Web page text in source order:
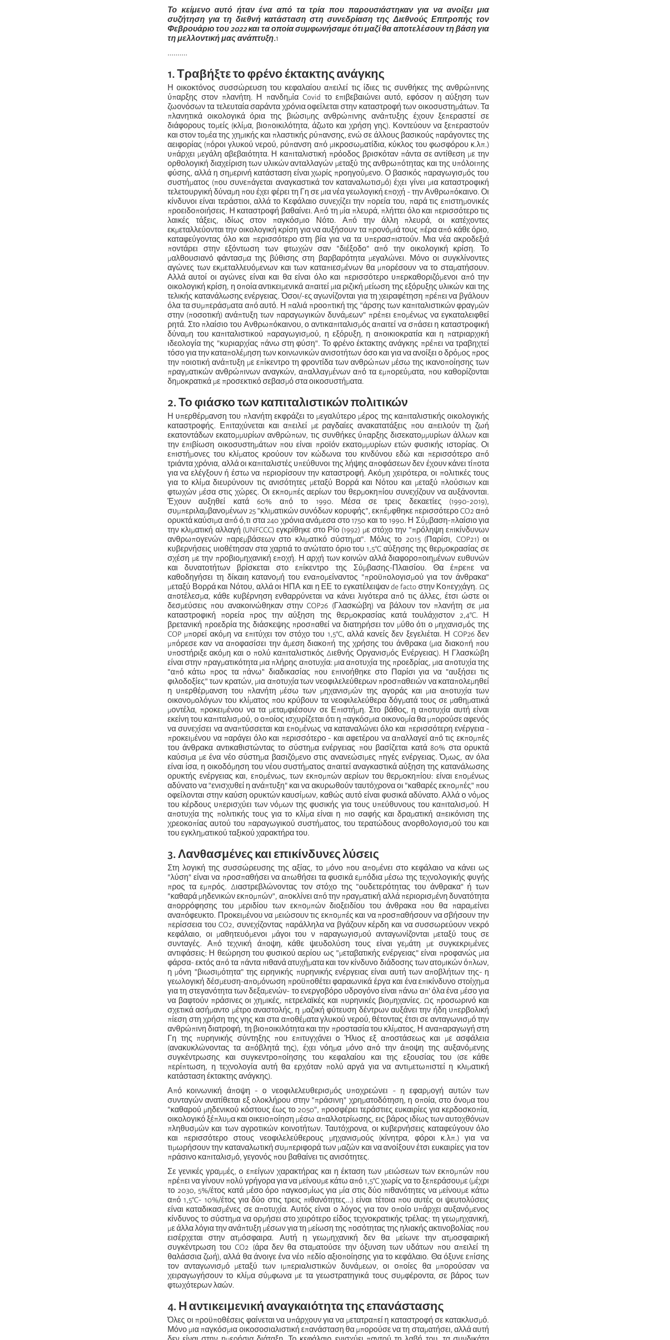
Το κείμενο αυτό ήταν ένα από τα τρία που παρουσιάστηκαν για να ανοίξει μια
συζήτηση για τη διεθνή κατάσταση στη συνεδρίαση της Διεθνούς Επιτροπής τον
Φεβρουάριο του 2022 και τα οποία συμφωνήσαμε ότι μαζί θα αποτελέσουν τη βάση για
τη μελλοντική μας ανάπτυξη.1
..........
1. Τραβήξτε το φρένο έκτακτης ανάγκης
Η οικοκτόνος συσσώρευση του κεφαλαίου απειλεί τις ίδιες τις συνθήκες της ανθρώπινης
ύπαρξης στον πλανήτη. Η πανδημία Covid το επιβεβαιώνει αυτό, εφόσον η αύξηση των
ζωονόσων τα τελευταία σαράντα χρόνια οφείλεται στην καταστροφή των οικοσυστημάτων. Τα
πλανητικά οικολογικά όρια της βιώσιμης ανθρώπινης ανάπτυξης έχουν ξεπεραστεί σε
διάφορους τομείς (κλίμα, βιοποικιλότητα, άζωτο και χρήση γης). Κοντεύουν να ξεπεραστούν
και στον τομέα της χημικής και πλαστικής ρύπανσης, ενώ σε άλλους βασικούς παράγοντες της
αειφορίας (πόροι γλυκού νερού, ρύπανση από μικροσωματίδια, κύκλος του φωσφόρου κ.λπ.)
υπάρχει μεγάλη αβεβαιότητα. Η καπιταλιστική πρόοδος βρισκόταν πάντα σε αντίθεση με την
ορθολογική διαχείριση των υλικών ανταλλαγών μεταξύ της ανθρωπότητας και της υπόλοιπης
φύσης, αλλά η σημερινή κατάσταση είναι χωρίς προηγούμενο. Ο βασικός παραγωγισμός του
συστήματος (που συνεπάγεται αναγκαστικά τον καταναλωτισμό) έχει γίνει μια καταστροφική
τελετουργική δύναμη που έχει φέρει τη Γη σε μια νέα γεωλογική εποχή - την Ανθρωπόκαινο. Οι
κίνδυνοι είναι τεράστιοι, αλλά το Κεφάλαιο συνεχίζει την πορεία του, παρά τις επιστημονικές
προειδοποιήσεις. Η καταστροφή βαθαίνει. Από τη μία πλευρά, πλήττει όλο και περισσότερο τις
λαικές τάξεις, ιδίως στον παγκόσμιο Νότο. Από την άλλη πλευρά, οι κατέχοντες
εκμεταλλεύονται την οικολογική κρίση για να αυξήσουν τα προνόμιά τους πέρα από κάθε όριο,
καταφεύγοντας όλο και περισσότερο στη βία για να τα υπερασπιστούν. Μια νέα ακροδεξιά
ποντάρει στην εξόντωση των φτωχών σαν "διέξοδο" από την οικολογική κρίση. Το
μαλθουσιανό φάντασμα της βύθισης στη βαρβαρότητα μεγαλώνει. Μόνο οι συγκλίνοντες
αγώνες των εκμεταλλευόμενων και των καταπιεσμένων θα μπορέσουν να το σταματήσουν.
Αλλά αυτοί οι αγώνες είναι και θα είναι όλο και περισσότερο υπερκαθοριζόμενοι από την
οικολογική κρίση, η οποία αντικειμενικά απαιτεί μια ριζική μείωση της εξόρυξης υλικών και της
τελικής κατανάλωσης ενέργειας. Όσοι/-ες αγωνίζονται για τη χειραφέτηση πρέπει να βγάλουν
όλα τα συμπεράσματα από αυτό. Η παλιά προοπτική της "άρσης των καπιταλιστικών φραγμών
στην (ποσοτική) ανάπτυξη των παραγωγικών δυνάμεων" πρέπει επομένως να εγκαταλειφθεί
ρητά. Στο πλαίσιο του Ανθρωπόκαινου, ο αντικαπιταλισμός απαιτεί να σπάσει η καταστροφική
δύναμη του καπιταλιστικού παραγωγισμού, η εξόρυξη, η αποικιοκρατία και η πατριαρχική
ιδεολογία της "κυριαρχίας πάνω στη φύση". Το φρένο έκτακτης ανάγκης πρέπει να τραβηχτεί
τόσο για την καταπολέμηση των κοινωνικών ανισοτήτων όσο και για να ανοίξει ο δρόμος προς
την ποιοτική ανάπτυξη με επίκεντρο τη φροντίδα των ανθρώπων μέσω της ικανοποίησης των
πραγματικών ανθρώπινων αναγκών, απαλλαγμένων από τα εμπορεύματα, που καθορίζονται
δημοκρατικά με προσεκτικό σεβασμό στα οικοσυστήματα.
2. Το φιάσκο των καπιταλιστικών πολιτικών
Η υπερθέρμανση του πλανήτη εκφράζει το μεγαλύτερο μέρος της καπιταλιστικής οικολογικής
καταστροφής. Επιταχύνεται και απειλεί με ραγδαίες ανακατατάξεις που απειλούν τη ζωή
εκατοντάδων εκατομμυρίων ανθρώπων, τις συνθήκες ύπαρξης δισεκατομμυρίων άλλων και
την επιβίωση οικοσυστημάτων που είναι προϊόν εκατομμυρίων ετών φυσικής ιστορίας. Οι
επιστήμονες του κλίματος κρούουν τον κώδωνα του κινδύνου εδώ και περισσότερο από
τριάντα χρόνια, αλλά οι καπιταλιστές υπεύθυνοι της λήψης αποφάσεων δεν έχουν κάνει τίποτα
για να ελέγξουν ή έστω να περιορίσουν την καταστροφή. Ακόμη χειρότερα, οι πολιτικές τους
για το κλίμα διευρύνουν τις ανισότητες μεταξύ Βορρά και Νότου και μεταξύ πλούσιων και
φτωχών μέσα στις χώρες. Οι εκπομπές αερίων του θερμοκηπίου συνεχίζουν να αυξάνονται.
Έχουν αυξηθεί κατά 60% από το 1990. Μέσα σε τρεις δεκαετίες (1990-2019),
συμπεριλαμβανομένων 25 "κλιματικών συνόδων κορυφής", εκπέμφθηκε περισσότερο CO2 από
ορυκτά καύσιμα από ό,τι στα 240 χρόνια ανάμεσα στο 1750 και το 1990. Η Σύμβαση-πλαίσιο για
την κλιματική αλλαγή (UNFCCC) εγκρίθηκε στο Ρίο (1992) με στόχο την "πρόληψη επικίνδυνων
ανθρωπογενών παρεμβάσεων στο κλιματικό σύστημα". Μόλις το 2015 (Παρίσι, COP21) οι
κυβερνήσεις υιοθέτησαν στα χαρτιά το ανώτατο όριο του 1,5°C αύξησης της θερμοκρασίας σε
σχέση με την προβιομηχανική εποχή. Η αρχή των κοινών αλλά διαφοροποιημένων ευθυνών
και δυνατοτήτων βρίσκεται στο επίκεντρο της Σύμβασης-Πλαισίου. Θα έπρεπε να
καθοδηγήσει τη δίκαιη κατανομή του εναπομείναντος "προϋπολογισμού για τον άνθρακα"
μεταξύ Βορρά και Νότου, αλλά οι ΗΠΑ και η ΕΕ το εγκατέλειψαν de facto στην Κοπεγχάγη. Ως
αποτέλεσμα, κάθε κυβέρνηση ενθαρρύνεται να κάνει λιγότερα από τις άλλες, έτσι ώστε οι
δεσμεύσεις που ανακοινώθηκαν στην COP26 (Γλασκώβη) να βάλουν τον πλανήτη σε μια
καταστροφική πορεία προς την αύξηση της θερμοκρασίας κατά τουλάχιστον 2,4°C. Η
βρετανική προεδρία της διάσκεψης προσπαθεί να διατηρήσει τον μύθο ότι ο μηχανισμός της
COP μπορεί ακόμη να επιτύχει τον στόχο του 1,5°C, αλλά κανείς δεν ξεγελιέται. Η COP26 δεν
μπόρεσε καν να αποφασίσει την άμεση διακοπή της χρήσης του άνθρακα (μια διακοπή που
υποστήριξε ακόμη και ο πολύ καπιταλιστικός Διεθνής Οργανισμός Ενέργειας). Η Γλασκώβη
είναι στην πραγματικότητα μια πλήρης αποτυχία: μια αποτυχία της προεδρίας, μια αποτυχία της
"από κάτω προς τα πάνω" διαδικασίας που επινοήθηκε στο Παρίσι για να "αυξήσει τις
φιλοδοξίες" των κρατών, μια αποτυχία των νεοφιλελεύθερων προσπαθειών να καταπολεμηθεί
η υπερθέρμανση του πλανήτη μέσω των μηχανισμών της αγοράς και μια αποτυχία των
οικονομολόγων του κλίματος που κρύβουν τα νεοφιλελεύθερα δόγματά τους σε μαθηματικά
μοντέλα, προκειμένου να τα μεταμφιέσουν σε Επιστήμη. Στο βάθος, η αποτυχία αυτή είναι
εκείνη του καπιταλισμού, ο οποίος ισχυρίζεται ότι η παγκόσμια οικονομία θα μπορούσε αφενός
να συνεχίσει να αναπτύσσεται και επομένως να καταναλώνει όλο και περισσότερη ενέργεια -
προκειμένου να παράγει όλο και περισσότερο - και αφετέρου να απαλλαγεί από τις εκπομπές
του άνθρακα αντικαθιστώντας το σύστημα ενέργειας που βασίζεται κατά 80% στα ορυκτά
καύσιμα με ένα νέο σύστημα βασιζόμενο στις ανανεώσιμες πηγές ενέργειας. Όμως, αν όλα
είναι ίσα, η οικοδόμηση του νέου συστήματος απαιτεί αναγκαστικά αύξηση της κατανάλωσης
ορυκτής ενέργειας και, επομένως, των εκπομπών αερίων του θερμοκηπίου: είναι επομένως
αδύνατο να "ενισχυθεί η ανάπτυξη" και να ακυρωθούν ταυτόχρονα οι "καθαρές εκπομπές" που
οφείλονται στην καύση ορυκτών καυσίμων, καθώς αυτό είναι φυσικά αδύνατο. Αλλά ο νόμος
του κέρδους υπερισχύει των νόμων της φυσικής για τους υπεύθυνους του καπιταλισμού. Η
αποτυχία της πολιτικής τους για το κλίμα είναι η πιο σαφής και δραματική απεικόνιση της
χρεοκοπίας αυτού του παραγωγικού συστήματος, του τερατώδους ανορθολογισμού του και
του εγκληματικού ταξικού χαρακτήρα του.
3. Λανθασμένες και επικίνδυνες λύσεις
Στη λογική της συσσώρευσης της αξίας, το μόνο που απομένει στο κεφάλαιο να κάνει ως
"λύση" είναι να προσπαθήσει να απωθήσει τα φυσικά εμπόδια μέσω της τεχνολογικής φυγής
προς τα εμπρός. Διαστρεβλώνοντας τον στόχο της "ουδετερότητας του άνθρακα" ή των
"καθαρά μηδενικών εκπομπών", αποκλίνει από την πραγματική αλλά περιορισμένη δυνατότητα
απορρόφησης του μεριδίου των εκπομπών διοξειδίου του άνθρακα που θα παραμείνει
αναπόφευκτο. Προκειμένου να μειώσουν τις εκπομπές και να προσπαθήσουν να σβήσουν την
περίσσεια του CO2, συνεχίζοντας παράλληλα να βγάζουν κέρδη και να συσσωρεύουν νεκρό
κεφάλαιο, οι μαθητευόμενοι μάγοι του ν παραγωγισμού ανταγωνίζονται μεταξύ τους σε
συνταγές. Από τεχνική άποψη, κάθε ψευδολύση τους είναι γεμάτη με συγκεκριμένες
αντιφάσεις: Η θεώρηση του φυσικού αερίου ως "μεταβατικής ενέργειας" είναι προφανώς μια
φάρσα- εκτός από τα πάντα πιθανά ατυχήματα και τον κίνδυνο διάδοσης των ατομικών όπλων,
η μόνη "βιωσιμότητα" της ειρηνικής πυρηνικής ενέργειας είναι αυτή των αποβλήτων της- η
γεωλογική δέσμευση-απομόνωση προϋποθέτει φαραωνικά έργα και ένα επικίνδυνο στοίχημα
για τη στεγανότητα των δεξαμενών- το ενεργοβόρο υδρογόνο είναι πάνω απ' όλα ένα μέσο για
να βαφτούν πράσινες οι χημικές, πετρελαϊκές και πυρηνικές βιομηχανίες. Ως προσωρινό και
σχετικά ασήμαντο μέτρο αναστολής, η μαζική φύτευση δέντρων αυξάνει την ήδη υπερβολική
πίεση στη χρήση της γης και στα αποθέματα γλυκού νερού, θέτοντας έτσι σε ανταγωνισμό την
ανθρώπινη διατροφή, τη βιοποικιλότητα και την προστασία του κλίματος, Η αναπαραγωγή στη
Γη της πυρηνικής σύντηξης που επιτυγχάνει ο Ήλιος εξ αποστάσεως και με ασφάλεια
(ανακυκλώνοντας τα απόβλητά της), έχει νόημα μόνο από την άποψη της αυξανόμενης
συγκέντρωσης και συγκεντροποίησης του κεφαλαίου και της εξουσίας του (σε κάθε
περίπτωση, η τεχνολογία αυτή θα ερχόταν πολύ αργά για να αντιμετωπιστεί η κλιματική
κατάσταση έκτακτης ανάγκης).
Από κοινωνική άποψη - ο νεοφιλελευθερισμός υποχρεώνει - η εφαρμογή αυτών των
συνταγών ανατίθεται εξ ολοκλήρου στην "πράσινη" χρηματοδότηση, η οποία, στο όνομα του
"καθαρού μηδενικού κόστους έως το 2050", προσφέρει τεράστιες ευκαιρίες για κερδοσκοπία,
οικολογικό ξέπλυμα και οικειοποίηση μέσω απαλλοτρίωσης, εις βάρος ιδίως των αυτοχθόνων
πληθυσμών και των αγροτικών κοινοτήτων. Ταυτόχρονα, οι κυβερνήσεις καταφεύγουν όλο
και περισσότερο στους νεοφιλελεύθερους μηχανισμούς (κίνητρα, φόροι κ.λπ.) για να
τιμωρήσουν την καταναλωτική συμπεριφορά των μαζών και να ανοίξουν έτσι ευκαιρίες για τον
πράσινο καπιταλισμό, γεγονός που βαθαίνει τις ανισότητες.
Σε γενικές γραμμές, ο επείγων χαρακτήρας και η έκταση των μειώσεων των εκπομπών που
πρέπει να γίνουν πολύ γρήγορα για να μείνουμε κάτω από 1,5°C χωρίς να το ξεπεράσουμε (μέχρι
το 2030, 5%/έτος κατά μέσο όρο παγκοσμίως για μία στις δύο πιθανότητες να μείνουμε κάτω
από 1,5°C- 10%/έτος για δύο στις τρεις πιθανότητες...) είναι τέτοια που αυτές οι ψευτολύσεις
είναι καταδικασμένες σε αποτυχία. Αυτός είναι ο λόγος για τον οποίο υπάρχει αυξανόμενος
κίνδυνος το σύστημα να ορμήσει στο χειρότερο είδος τεχνοκρατικής τρέλας: τη γεωμηχανική,
με άλλα λόγια την ανάπτυξη μέσων για τη μείωση της ποσότητας της ηλιακής ακτινοβολίας που
εισέρχεται στην ατμόσφαιρα. Αυτή η γεωμηχανική δεν θα μείωνε την ατμοσφαιρική
συγκέντρωση του CO2 (άρα δεν θα σταματούσε την όξυνση των υδάτων που απειλεί τη
θαλάσσια ζωή), αλλά θα άνοιγε ένα νέο πεδίο αξιοποίησης για το κεφάλαιο. Θα όξυνε επίσης
τον ανταγωνισμό μεταξύ των ιμπεριαλιστικών δυνάμεων, οι οποίες θα μπορούσαν να
χειραγωγήσουν το κλίμα σύμφωνα με τα γεωστρατηγικά τους συμφέροντα, σε βάρος των
φτωχότερων λαών.
4. Η αντικειμενική αναγκαιότητα της επανάστασης
Όλες οι προϋποθέσεις φαίνεται να υπάρχουν για να μετατραπεί η καταστροφή σε κατακλυσμό.
Μόνο μια παγκόσμια οικοσοσιαλιστική επανάσταση θα μπορούσε να τη σταματήσει, αλλά αυτή